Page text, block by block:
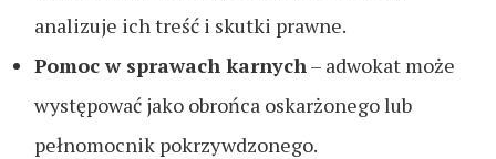
analizuje ich treść i skutki prawne.
Pomoc w sprawach karnych– adwokat może
występować jako obrońca oskarżonego lub
pełnomocnik pokrzywdzonego.